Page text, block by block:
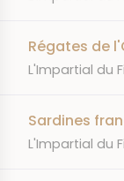
Régates de
JOURNAL
L'Impartial du
Sardines
JOURNAL
L'Impartial du